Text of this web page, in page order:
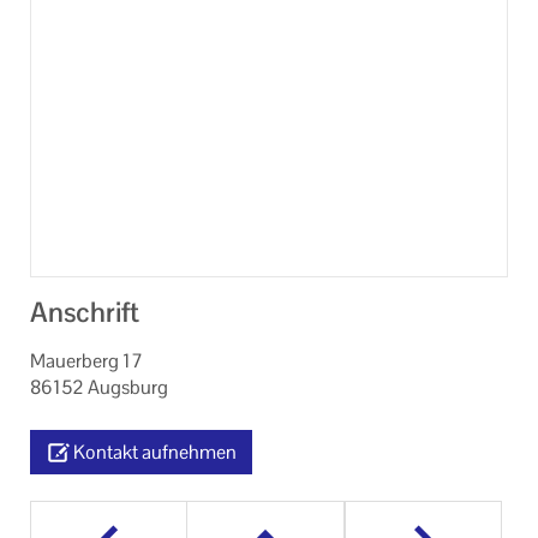
Anschrift
Mauerberg 17
86152 Augsburg
Kontakt aufnehmen